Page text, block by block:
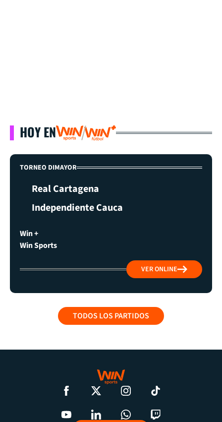
HOY EN
TORNEO DIMAYOR
Real Cartagena
Independiente Cauca
Win +
Win Sports
VER ONLINE
TODOS LOS PARTIDOS